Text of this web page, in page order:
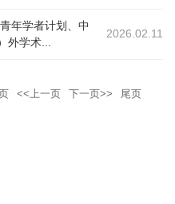
年学者计划、中
外学术...
2026.02.11
<<上一页 下一页>>
尾页